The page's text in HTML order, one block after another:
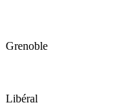
Grenoble
Libéral